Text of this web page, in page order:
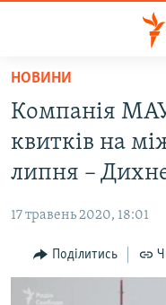
Перейти
основного
матеріалу
до
основної
навігації
Перейти
до
пошуку
ВІДЕО ТА ФОТО
БЛОГИ
ПОГЛЯД
ІНТЕРВ'Ю
НОВИНИ
Компанія
квитків на
липня –
17 травень 2020, 18:01
Поділитись